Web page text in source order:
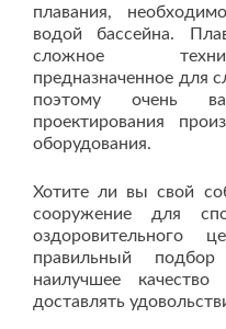
плавания,
водой бассейна.
сложное
предназначенное для
поэтому очень
проектирования
оборудования.
Хотите ли вы свой
сооружение для
правильный подбор
наилучшее
доставлять